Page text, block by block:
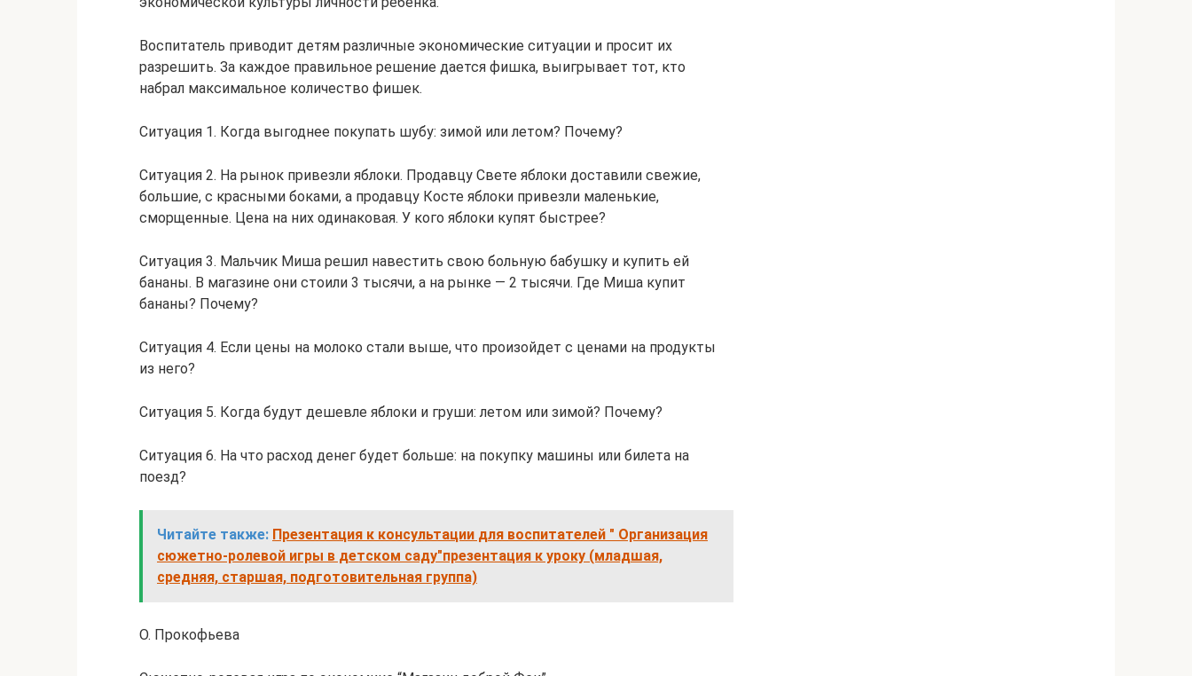
Воспитатель приводит детям различные экономические ситуации и просит их
разрешить. За каждое правильное решение дается фишка, выигрывает тот, кто
набрал максимальное количество фишек.
Ситуация 1. Когда выгоднее покупать шубу: зимой или летом? Почему?
Ситуация 2. На рынок привезли яблоки. Продавцу Свете яблоки доставили свежие,
большие, с красными боками, а продавцу Косте яблоки привезли маленькие,
сморщенные. Цена на них одинаковая. У кого яблоки купят быстрее?
Ситуация 3. Мальчик Миша решил навестить свою больную бабушку и купить ей
бананы. В магазине они стоили 3 тысячи, а на рынке — 2 тысячи. Где Миша купит
бананы? Почему?
Ситуация 4. Если цены на молоко стали выше, что произойдет с ценами на продукты
из него?
Ситуация 5. Когда будут дешевле яблоки и груши: летом или зимой? Почему?
Ситуация 6. На что расход денег будет больше: на покупку машины или билета на
поезд?
Читайте также: Презентация к консультации для воспитателей " Организация
сюжетно-ролевой игры в детском саду"презентация к уроку (младшая,
средняя, старшая, подготовительная группа)
О. Прокофьева